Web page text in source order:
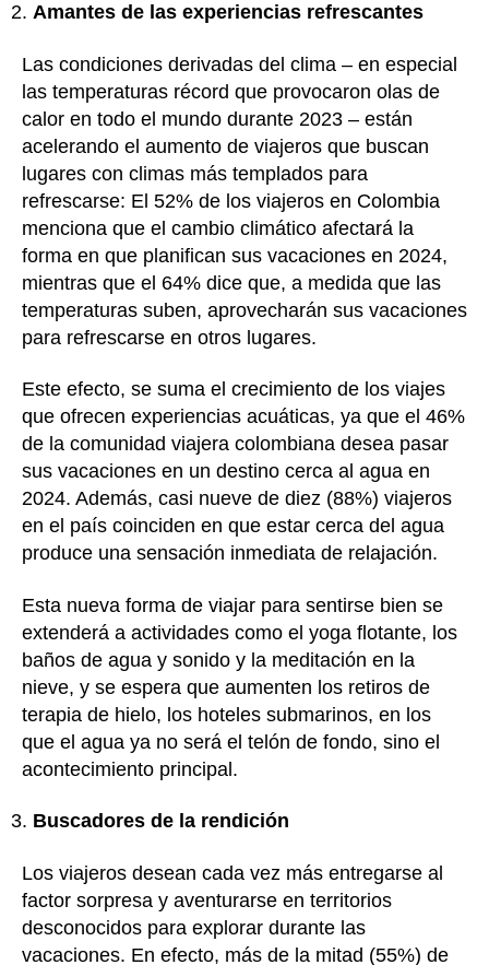
Amantes de las experiencias refrescantes
Las condiciones derivadas del clima – en especial
las temperaturas récord que provocaron olas de
calor en todo el mundo durante 2023 – están
acelerando el aumento de viajeros que buscan
lugares con climas más templados para
refrescarse: El 52% de los viajeros en Colombia
menciona que el cambio climático afectará la
forma en que planifican sus vacaciones en 2024,
mientras que el 64% dice que, a medida que las
temperaturas suben, aprovecharán sus vacaciones
para refrescarse en otros lugares.
Este efecto, se suma el crecimiento de los viajes
que ofrecen experiencias acuáticas, ya que el 46%
de la comunidad viajera colombiana desea pasar
sus vacaciones en un destino cerca al agua en
2024. Además, casi nueve de diez (88%) viajeros
en el país coinciden en que estar cerca del agua
produce una sensación inmediata de relajación.
Esta nueva forma de viajar para sentirse bien se
extenderá a actividades como el yoga flotante, los
baños de agua y sonido y la meditación en la
nieve, y se espera que aumenten los retiros de
terapia de hielo, los hoteles submarinos, en los
que el agua ya no será el telón de fondo, sino el
acontecimiento principal.
Buscadores de la rendición
Los viajeros desean cada vez más entregarse al
factor sorpresa y aventurarse en territorios
desconocidos para explorar durante las
vacaciones. En efecto, más de la mitad (55%) de